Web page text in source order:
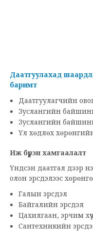
Даатгуулахад
баримт
Даатгуулагчийн
Зуслангийн
Зуслангийн
Үл хөдлөх
Иж бүрэн хамгаалалт
Үндсэн даатгал дээр
олон эрсдэлээс
Галын эрсдэл
Байгалийн эрсдэл
Цахилгаан, эрчим
Сантехникийн